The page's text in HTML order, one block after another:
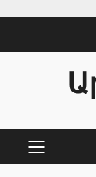
PRIMARY